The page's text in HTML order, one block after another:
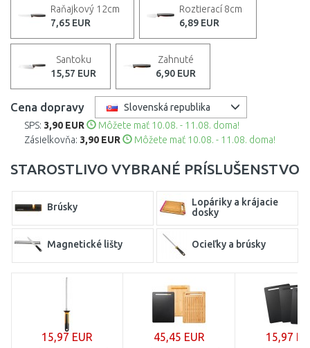
Raňajkový 12cm
7,65 EUR
Roztierací 8cm
6,89 EUR
Santoku
15,57 EUR
Zahnuté
6,90 EUR
Cena dopravy
Slovenská republika
SPS: 3,90 EUR
Môžete mať 10.08. - 11.08. doma!
Zásielkovňa: 3,90 EUR Môžete mať 10.08. - 11.08. doma!
STAROSTLIVO VYBRANÉ PRÍSLUŠENSTVO
Brúsky
Lopáriky a krájacie
dosky
Magnetické lišty Ocieľky a brúsky
15,97 EUR 45,45 EUR 15,97